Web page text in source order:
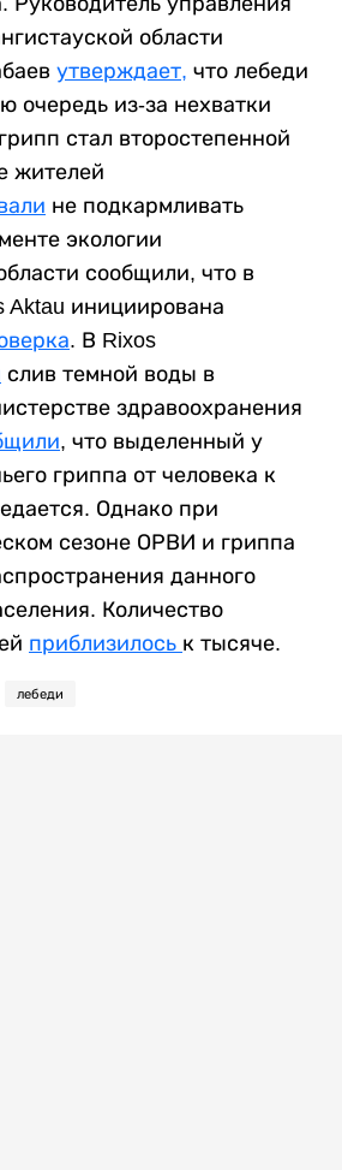
области
утверждает, что лебеди
очередь из-за нехватки
стал второстепенной
жителей
не подкармливать
экологии
сообщили, что в
Aktau инициирована
. В Rixos
слив темной воды в
здравоохранения
, что выделенный у
гриппа от человека к
Однако при
сезоне ОРВИ и гриппа
данного
Количество
приблизилось к тысяче.
лебеди